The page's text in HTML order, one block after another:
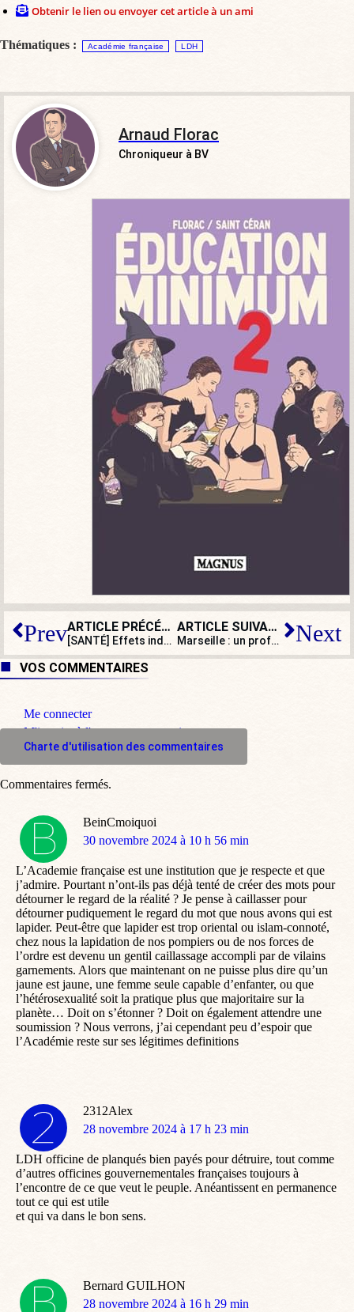
Obtenir le lien ou envoyer cet article à un ami
Thématiques : Académie française LDH
Arnaud Florac
Chroniqueur à BV
Prev ARTICLE PRÉCÉDENT
[SANTÉ] Effets indésirables : fallait-il vraiment vacciner contre le Covid ?
ARTICLE SUIVANT
Marseille : un professeur menacé de mort ; un de plus ! Next
VOS COMMENTAIRES
Me connecter
M'inscrire à l'espace commentaire
Charte d'utilisation des commentaires
BeinCmoiquoi
dit
30 novembre 2024 à 10 h 56 min
L’Academie française est une institution que je respecte et que
j’admire. Pourtant n’ont-ils pas déjà tenté de créer des mots pour
détourner le regard de la réalité ? Je pense à caillasser pour
détourner pudiquement le regard du mot que nous avons qui est
lapider. Peut-être que lapider est trop oriental ou islam-connoté,
chez nous la lapidation de nos pompiers ou de nos forces de
l’ordre est devenu un gentil caillassage accompli par de vilains
garnements. Alors que maintenant on ne puisse plus dire qu’un
jaune est jaune, une femme seule capable d’enfanter, ou que
l’hétérosexualité soit la pratique plus que majoritaire sur la
planète… Doit on s’étonner ? Doit on également attendre une
soumission ? Nous verrons, j’ai cependant peu d’espoir que
l’Académie reste sur ses légitimes definitions
2312Alex
dit
28 novembre 2024 à 17 h 23 min
LDH officine de planqués bien payés pour détruire, tout comme
d’autres officines gouvernementales françaises toujours à
l’encontre de ce que veut le peuple. Anéantissent en permanence
tout ce qui est utile
et qui va dans le bon sens.
Bernard GUILHON
dit
28 novembre 2024 à 16 h 29 min
Commentaires fermés.